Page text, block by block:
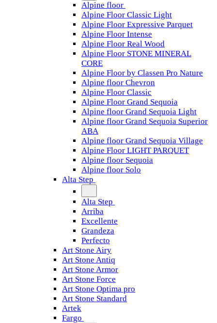
Alpine floor
Alpine Floor Classic Light
Alpine Floor Expressive Parquet
Alpine Floor Intense
Alpine Floor Real Wood
Alpine Floor STONE MINERAL
CORE
Alpine Floor by Classen Pro Nature
Alpine floor Chevron
Alpine Floor Classic
Alpine Floor Grand Sequoia
Alpine floor Grand Sequoia Light
Alpine floor Grand Sequoia Superior
ABA
Alpine floor Grand Sequoia Village
Alpine Floor LIGHT PARQUET
Alpine floor Sequoia
Alpine floor Solo
Alta Step
Alta Step
Arriba
Excellente
Grandeza
Perfecto
Art Stone Airy
Art Stone Antiq
Art Stone Armor
Art Stone Force
Art Stone Optima pro
Art Stone Standard
Artek
Fargo